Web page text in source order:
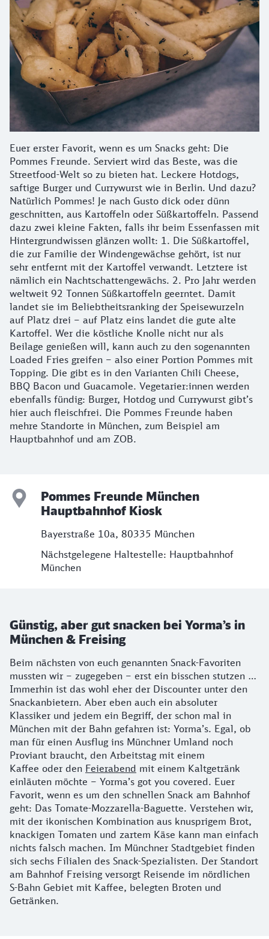
Euer erster Favorit, wenn es um Snacks geht: Die
Pommes Freunde. Serviert wird das Beste, was die
Streetfood-Welt so zu bieten hat. Leckere Hotdogs,
saftige Burger und Currywurst wie in Berlin. Und dazu?
Natürlich Pommes! Je nach Gusto dick oder dünn
geschnitten, aus Kartoffeln oder Süßkartoffeln. Passend
dazu zwei kleine Fakten, falls ihr beim Essenfassen mit
Hintergrundwissen glänzen wollt: 1. Die Süßkartoffel,
die zur Familie der Windengewächse gehört, ist nur
sehr entfernt mit der Kartoffel verwandt. Letztere ist
nämlich ein Nachtschattengewächs. 2. Pro Jahr werden
weltweit 92 Tonnen Süßkartoffeln geerntet. Damit
landet sie im Beliebtheitsranking der Speisewurzeln
auf Platz drei – auf Platz eins landet die gute alte
Kartoffel. Wer die köstliche Knolle nicht nur als
Beilage genießen will, kann auch zu den sogenannten
Loaded Fries greifen – also einer Portion Pommes mit
Topping. Die gibt es in den Varianten Chili Cheese,
BBQ Bacon und Guacamole. Vegetarier:innen werden
ebenfalls fündig: Burger, Hotdog und Currywurst gibt’s
hier auch fleischfrei. Die Pommes Freunde haben
mehre Standorte in München, zum Beispiel am
Hauptbahnhof und am ZOB.
Pommes Freunde München
Hauptbahnhof Kiosk
Bayerstraße 10a, 80335 München
Nächstgelegene Haltestelle: Hauptbahnhof
München
Günstig, aber gut snacken bei Yorma’s in
München & Freising
Beim nächsten von euch genannten Snack-Favoriten
mussten wir – zugegeben – erst ein bisschen stutzen …
Immerhin ist das wohl eher der Discounter unter den
Snackanbietern. Aber eben auch ein absoluter
Klassiker und jedem ein Begriff, der schon mal in
München mit der Bahn gefahren ist: Yorma’s. Egal, ob
man für einen Ausflug ins Münchner Umland noch
Proviant braucht, den Arbeitstag mit einem
Kaffee oder den Feierabend mit einem Kaltgetränk
einläuten möchte – Yorma’s got you covered. Euer
Favorit, wenn es um den schnellen Snack am Bahnhof
geht: Das Tomate-Mozzarella-Baguette. Verstehen wir,
mit der ikonischen Kombination aus knusprigem Brot,
knackigen Tomaten und zartem Käse kann man einfach
nichts falsch machen. Im Münchner Stadtgebiet finden
sich sechs Filialen des Snack-Spezialisten. Der Standort
am Bahnhof Freising versorgt Reisende im nördlichen
S-Bahn Gebiet mit Kaffee, belegten Broten und
Getränken.